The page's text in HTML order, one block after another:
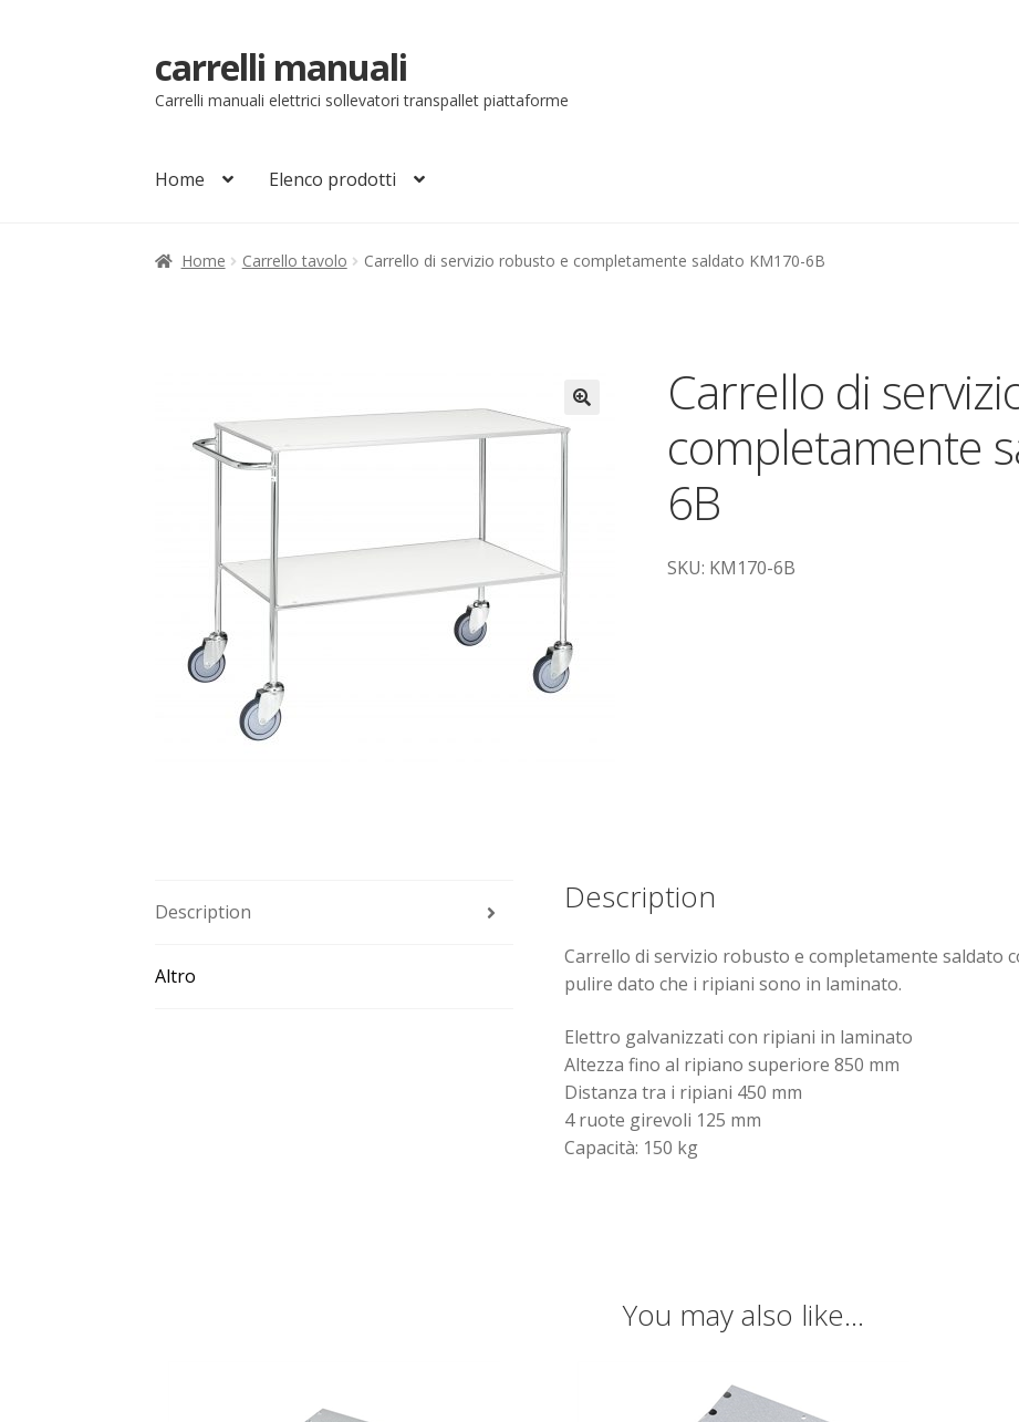
Vai
alla
navigazione
Vai
al
contenuto
carrelli manuali
Carrelli manuali elettrici sollevatori transpallet piattaforme
Home Elenco prodotti
Home Carrello Chi siamo Come ordinare Come registrarsi al sito Contatti costruttori
Home Carrello tavolo Carrello di servizio robusto e completamente saldato KM170-6B
Carrello di
completamente
6B
SKU: KM170-6B
Description
Altro
Description
Carrello di servizio robusto e completamente saldato
pulire dato che i ripiani sono in laminato.
Elettro galvanizzati con ripiani in laminato
Altezza fino al ripiano superiore 850 mm
Distanza tra i ripiani 450 mm
4 ruote girevoli 125 mm
Capacità: 150 kg
You may also like…